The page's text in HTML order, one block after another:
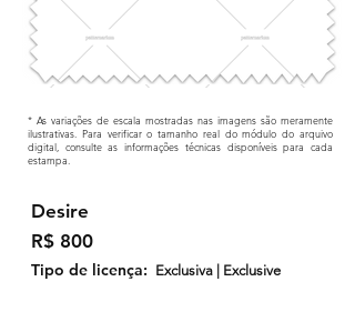
* As variações de escala mostradas nas imagens são meramente
ilustrativas. Para verificar o tamanho real do módulo do arquivo
digital, consulte as informações técnicas disponíveis para cada
estampa.
Desire
R$ 800
Tipo de licença: Exclusiva | Exclusive